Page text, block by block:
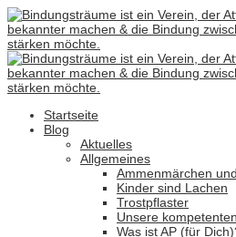
Startseite
Blog
Aktuelles
Allgemeines
Ammenmärchen
Kinder sind Lachen
Trostpflaster
Unsere
Was ist AP (für